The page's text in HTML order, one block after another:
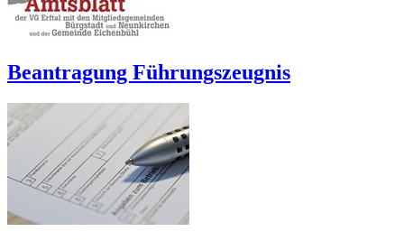
Beantragung Führungszeugnis